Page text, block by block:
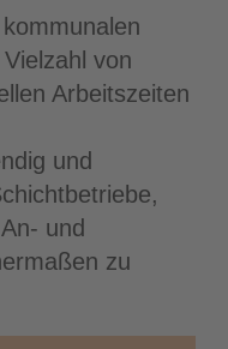
von
Arbeitszeiten
und
und
zu